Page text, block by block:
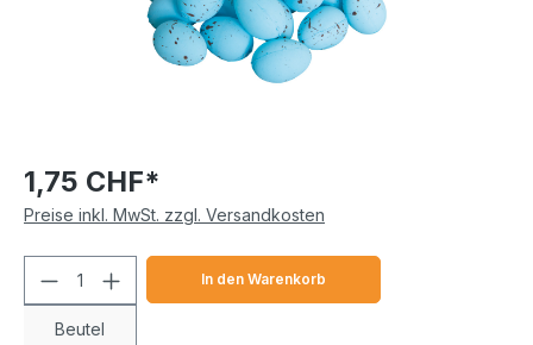
1,75 CHF*
Preise inkl. MwSt. zzgl. Versandkosten
Produkt Anzahl: Gib den
Beutel
In den Warenkorb